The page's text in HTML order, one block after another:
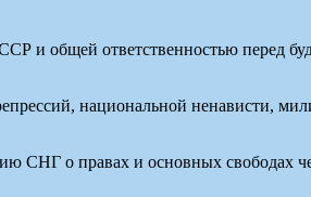
и общей ответственностью перед
национальной ненависти,
СНГ о правах и основных свободах